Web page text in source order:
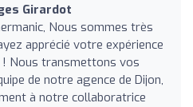
Girardot
Nous sommes très
apprécié votre expérience
Nous transmettons vos
de notre agence de Dijon,
à notre collaboratrice